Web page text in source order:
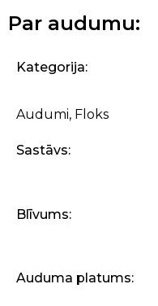
Par audumu:
Kategorija:
Audumi, Floks
Sastāvs:
Blīvums:
Auduma platums: